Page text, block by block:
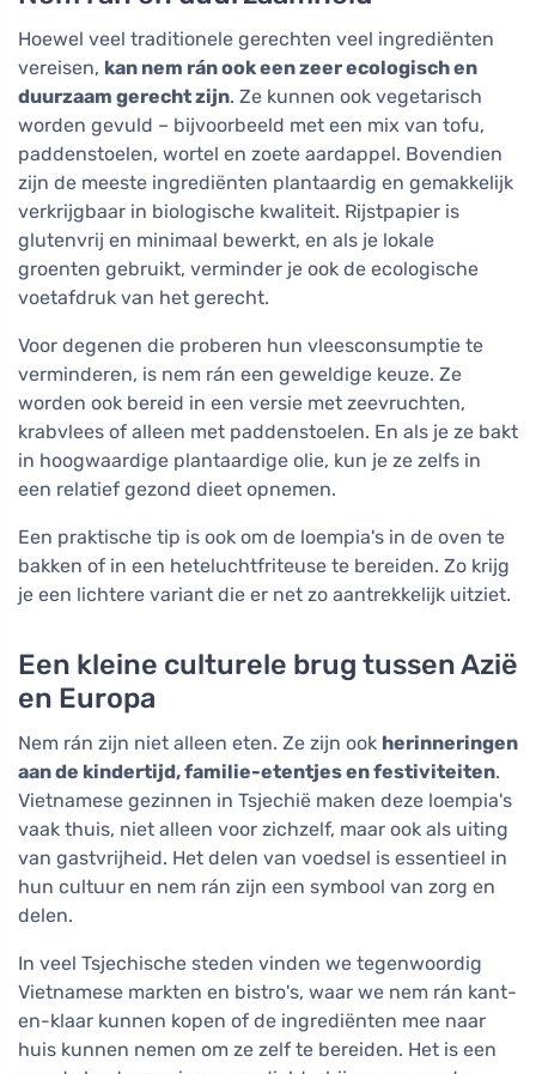
Hoewel veel traditionele gerechten veel ingrediënten
vereisen, kan nem rán ook een zeer ecologisch en
duurzaam gerecht zijn. Ze kunnen ook vegetarisch
worden gevuld – bijvoorbeeld met een mix van tofu,
paddenstoelen, wortel en zoete aardappel. Bovendien
zijn de meeste ingrediënten plantaardig en gemakkelijk
verkrijgbaar in biologische kwaliteit. Rijstpapier is
glutenvrij en minimaal bewerkt, en als je lokale
groenten gebruikt, verminder je ook de ecologische
voetafdruk van het gerecht.
Voor degenen die proberen hun vleesconsumptie te
verminderen, is nem rán een geweldige keuze. Ze
worden ook bereid in een versie met zeevruchten,
krabvlees of alleen met paddenstoelen. En als je ze bakt
in hoogwaardige plantaardige olie, kun je ze zelfs in
een relatief gezond dieet opnemen.
Een praktische tip is ook om de loempia's in de oven te
bakken of in een heteluchtfriteuse te bereiden. Zo krijg
je een lichtere variant die er net zo aantrekkelijk uitziet.
Een kleine culturele brug tussen Azië
en Europa
Nem rán zijn niet alleen eten. Ze zijn ook herinneringen
aan de kindertijd, familie-etentjes en festiviteiten.
Vietnamese gezinnen in Tsjechië maken deze loempia's
vaak thuis, niet alleen voor zichzelf, maar ook als uiting
van gastvrijheid. Het delen van voedsel is essentieel in
hun cultuur en nem rán zijn een symbool van zorg en
delen.
In veel Tsjechische steden vinden we tegenwoordig
Vietnamese markten en bistro's, waar we nem rán kant-
en-klaar kunnen kopen of de ingrediënten mee naar
huis kunnen nemen om ze zelf te bereiden. Het is een